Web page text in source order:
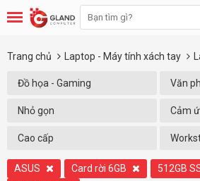
Trang chủ Laptop - Máy tính xách tay
Đồ họa - Gaming Văn
Nhỏ gọn Cảm
Cao cấp
ASUS Card rời 6GB 512GB